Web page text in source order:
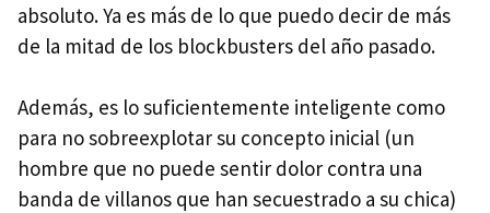
absoluto. Ya es más de lo que puedo decir de más
de la mitad de los blockbusters del año pasado.
Además, es lo suficientemente inteligente como
para no sobreexplotar su concepto inicial (un
hombre que no puede sentir dolor contra una
banda de villanos que han secuestrado a su chica)